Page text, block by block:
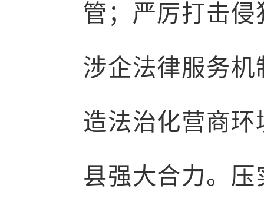
管；严厉打击
涉企法律服务
造法治化营商
县强大合力。